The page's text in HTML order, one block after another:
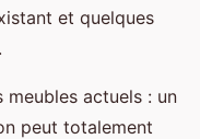
et quelques
actuels : un
peut totalement